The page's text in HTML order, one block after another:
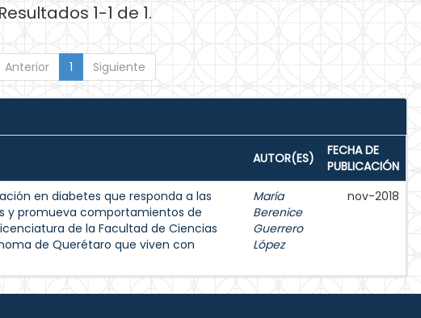
Resultados 1-1 de 1.
Anterior 1 Siguiente
AUTOR(ES)
FECHA DE
PUBLICACIÓN
en diabetes que responda a las
y promueva comportamientos de
de la Facultad de Ciencias
de Querétaro que viven con
María
Berenice
Guerrero
López
nov-2018